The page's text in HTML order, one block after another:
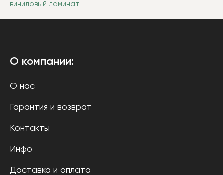
виниловый ламинат
О компании:
О нас
Гарантия и возврат
Контакты
Инфо
Доставка и оплата